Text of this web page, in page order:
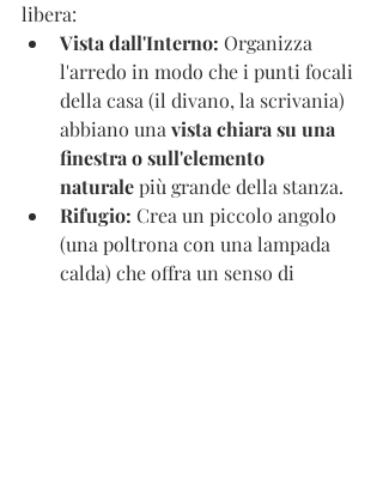
libera:
Vista dall'Interno: Organizza
l'arredo in modo che i punti focali
della casa (il divano, la scrivania)
abbiano una vista chiara su una
finestra o sull'elemento
naturale più grande della stanza.
Rifugio: Crea un piccolo angolo
(una poltrona con una lampada
calda) che offra un senso di